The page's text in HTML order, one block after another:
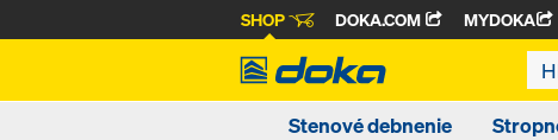
SHOP DOKA.COM MYDOKA
Stenové debnenie